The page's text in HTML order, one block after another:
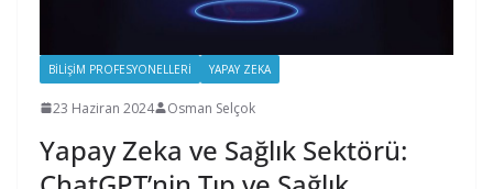
BILIŞIM PROFESYONELLERI YAPAY ZEKA
23 Haziran 2024 Osman Selçok
Yapay Zeka ve Sağlık Sektörü: